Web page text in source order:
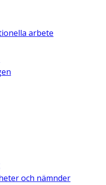
arbete
och nämnder